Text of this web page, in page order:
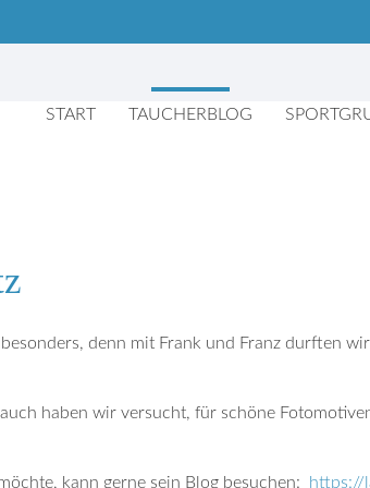
START TAUCHERBLOG
denn mit Frank und Franz durften
haben wir versucht, für schöne
kann gerne sein Blog besuchen: https://